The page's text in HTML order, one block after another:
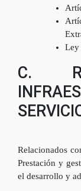
Ley
C.
Relacionados
Prestación y
el desarrollo y